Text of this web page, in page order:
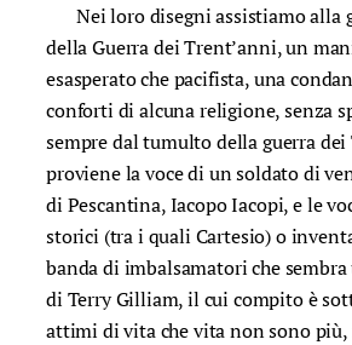
Nei loro disegni assistiamo alla
della Guerra dei Trent’anni, un
esasperato che pacifista, una
conforti di alcuna religione, senza
sempre dal tumulto della guerra
proviene la voce di un soldato di
di Pescantina, Iacopo Iacopi, e le
storici (tra i quali Cartesio) o
banda di imbalsamatori che
di Terry Gilliam, il cui compito è
attimi di vita che vita non sono